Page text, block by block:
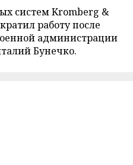
систем Kromberg &
работу после
администрации
Бунечко.